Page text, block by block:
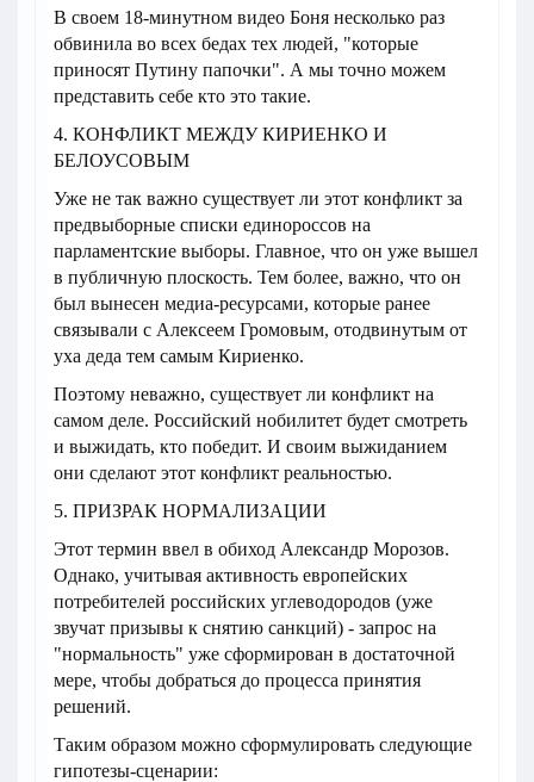
В своем 18-минутном видео Боня несколько раз
обвинила во всех бедах тех людей, "которые
приносят Путину папочки". А мы точно можем
представить себе кто это такие.
4. КОНФЛИКТ МЕЖДУ КИРИЕНКО И
БЕЛОУСОВЫМ
Уже не так важно существует ли этот конфликт за
предвыборные списки единороссов на
парламентские выборы. Главное, что он уже вышел
в публичную плоскость. Тем более, важно, что он
был вынесен медиа-ресурсами, которые ранее
связывали с Алексеем Громовым, отодвинутым от
уха деда тем самым Кириенко.
Поэтому неважно, существует ли конфликт на
самом деле. Российский нобилитет будет смотреть
и выжидать, кто победит. И своим выжиданием
они сделают этот конфликт реальностью.
5. ПРИЗРАК НОРМАЛИЗАЦИИ
Этот термин ввел в обиход Александр Морозов.
Однако, учитывая активность европейских
потребителей российских углеводородов (уже
звучат призывы к снятию санкций) - запрос на
"нормальность" уже сформирован в достаточной
мере, чтобы добраться до процесса принятия
решений.
Таким образом можно сформулировать следующие
гипотезы-сценарии: